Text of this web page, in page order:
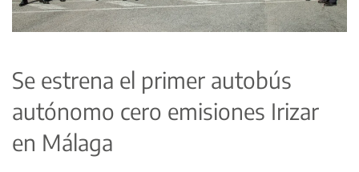
Se estrena el primer autobús
autónomo cero emisiones Irizar
en Málaga